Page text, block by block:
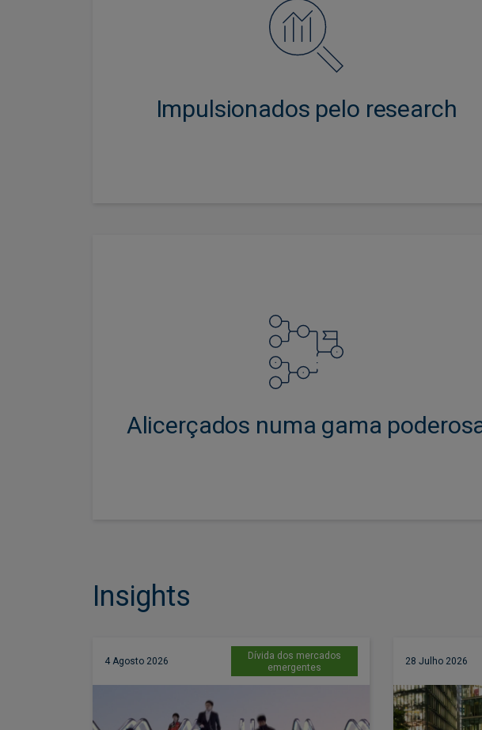
Impulsionados pelo research
Uma abordagem intensa e independente permite-nos
ter um conhecimento profundo da dinâmica dos
emitentes e do setor, com o propósito de gerar
retornos sólidos e sustentáveis.
Alicerçados numa gama
Oferecemos uma vasta diversidade de estratégias,
desde as tradicionais obrigações do Tesouro e de
empresas a áreas especializadas, incluindo
emergentes e soluções orientadas para o passivo.
Insights
4 Agosto 2026
Dívida dos mercados
emergentes
28 Julho 2026